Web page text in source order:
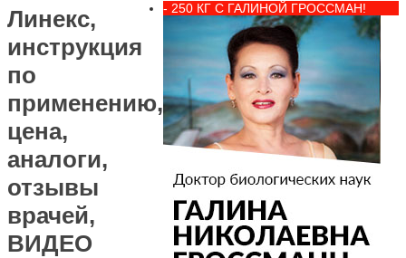
Линекс,
инструкция
по
применению,
цена,
аналоги,
отзывы
врачей,
ВИДЕО
- 250 КГ С ГАЛИНОЙ ГРОССМАН!